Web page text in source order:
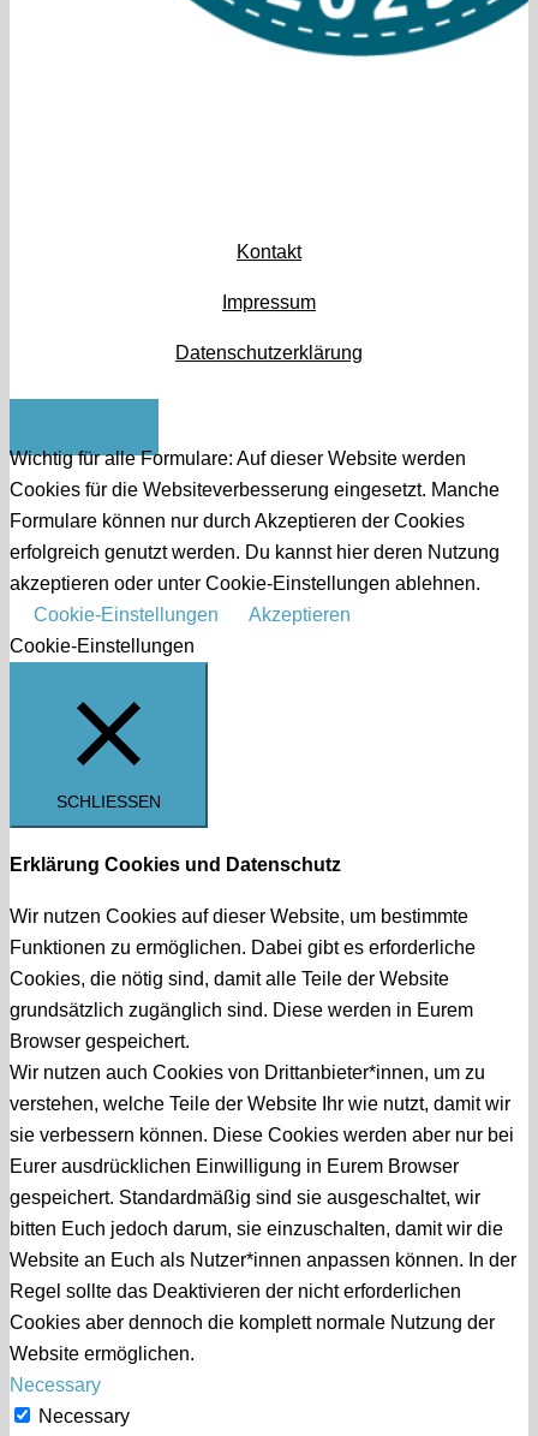
Kontakt
Impressum
Datenschutzerklärung
Wichtig für alle Formulare: Auf dieser Website werden
Cookies für die Websiteverbesserung eingesetzt. Manche
Formulare können nur durch Akzeptieren der Cookies
erfolgreich genutzt werden. Du kannst hier deren Nutzung
akzeptieren oder unter Cookie-Einstellungen ablehnen.
Cookie-Einstellungen
Akzeptieren
Cookie-Einstellungen
SCHLIESSEN
Erklärung Cookies und Datenschutz
Wir nutzen Cookies auf dieser Website, um bestimmte
Funktionen zu ermöglichen. Dabei gibt es erforderliche
Cookies, die nötig sind, damit alle Teile der Website
grundsätzlich zugänglich sind. Diese werden in Eurem
Browser gespeichert.
Wir nutzen auch Cookies von Drittanbieter*innen, um zu
verstehen, welche Teile der Website Ihr wie nutzt, damit wir
sie verbessern können. Diese Cookies werden aber nur bei
Eurer ausdrücklichen Einwilligung in Eurem Browser
gespeichert. Standardmäßig sind sie ausgeschaltet, wir
bitten Euch jedoch darum, sie einzuschalten, damit wir die
Website an Euch als Nutzer*innen anpassen können. In der
Regel sollte das Deaktivieren der nicht erforderlichen
Cookies aber dennoch die komplett normale Nutzung der
Website ermöglichen.
Necessary
Necessary